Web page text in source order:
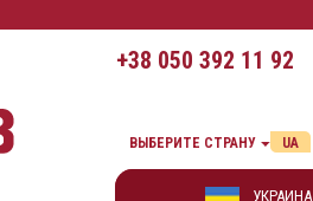
+38 050 392 11 92
ВЫБЕРИТЕ СТРАНУ UA
УКРАИНА